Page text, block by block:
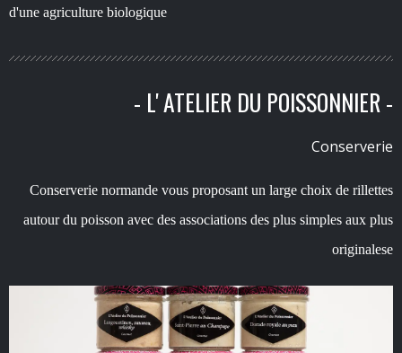
d'une agriculture biologique
- L' ATELIER DU POISSONNIER -
Conserverie
Conserverie normande vous proposant un large choix de rillettes
autour du poisson avec des associations des plus simples aux plus
originalese